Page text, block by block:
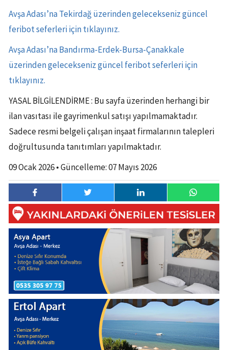
Avşa Adası’na Tekirdağ üzerinden gelecekseniz güncel
feribot seferleri için tıklayınız.
Avşa Adası’na Bandırma-Erdek-Bursa-Çanakkale
üzerinden gelecekseniz güncel feribot seferleri için
tıklayınız.
YASAL BİLGİLENDİRME : Bu sayfa üzerinden herhangi bir
ilan vasıtası ile gayrimenkul satışı yapılmamaktadır.
Sadece resmi belgeli çalışan inşaat firmalarının talepleri
doğrultusunda tanıtımları yapılmaktadır.
09 Ocak 2026• Güncelleme:07 Mayıs 2026